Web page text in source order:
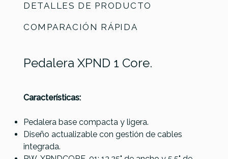
DETALLES DE PRODUCTO
COMPARACIÓN RÁPIDA
Pedalera XPND 1 Core.
Características:
Pedalera base compacta y ligera.
Diseño actualizable con gestión de cables
integrada.
ReferenciaPEDASONDAD004
Pigtronix